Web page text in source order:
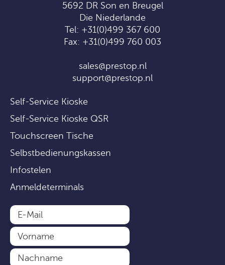
5692 DR Son en Breugel
Die Niederlande
Tel: +31(0)499 367 600
Fax: +31(0)499 760 003
sales@prestop.nl
support@prestop.nl
Self-Service Kioske
Self-Service Kioske QSR
Touchscreen Tische
Selbstbedienungskassen
Infostelen
Anmeldeterminals